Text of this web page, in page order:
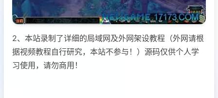
2、本站录制了详细的局域网及外网架设教程（外网请根
据视频教程自行研究，本站不参与！）源码仅供个人学
习使用，请勿商用！